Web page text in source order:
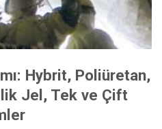
Hybrit, Poliüretan,
Jel, Tek ve Çift